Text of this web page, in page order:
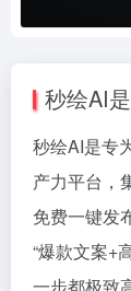
秒绘AI
秒绘AI是专
产力平台，
免费一键发
“爆款文案+